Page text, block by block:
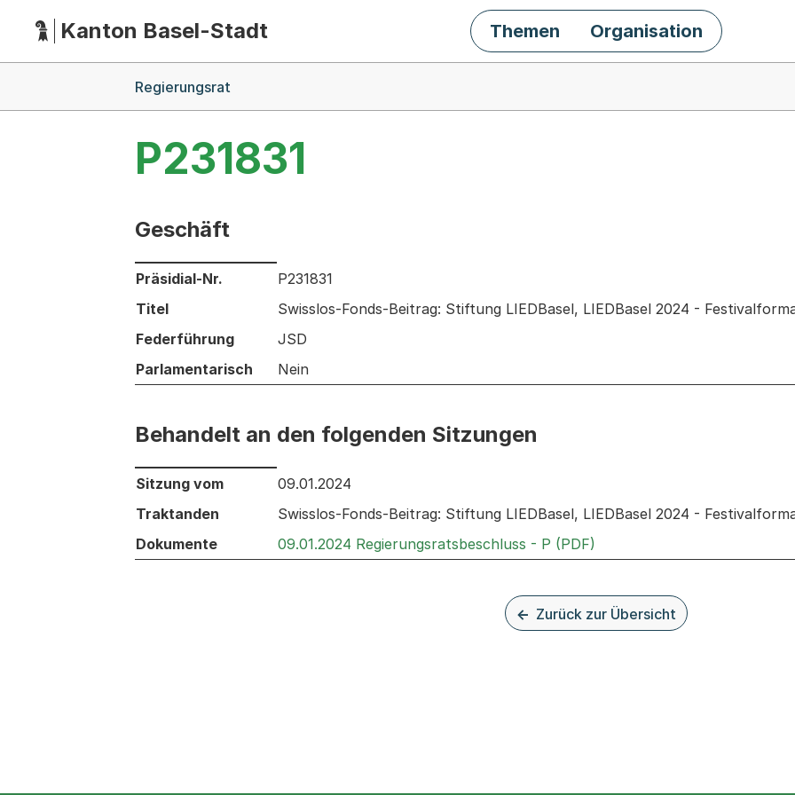
HauptnavigationKanton Basel-Stadt Themen Organisation
Regierungsrat
P231831
Geschäft
Informationen zum Ausgewählten Geschäft
Präsidial-Nr.
P231831
Titel
Swisslos-Fonds-Beitrag: Stiftung LIEDBasel, LIEDBasel 2024 -
Federführung
JSD
Parlamentarisch
Nein
Behandelt an den folgenden Sitzungen
Behandelt an den folgenden Sitzungen: Informationen zu den Sitzungen zum Geschäft
Sitzung vom
09.01.2024
Traktanden
Swisslos-Fonds-Beitrag: Stiftung LIEDBasel, LIEDBasel 2024 -
Dokumente
09.01.2024 Regierungsratsbeschluss - P (PDF)
Zurück zur Übersicht